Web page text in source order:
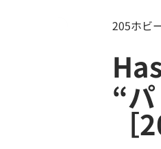
Vendor:
205ホビ
“
［